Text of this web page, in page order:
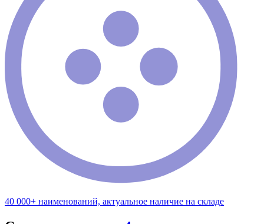
40 000+ наименований, актуальное наличие на складе